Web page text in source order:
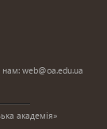
нам:web@oa.edu.ua
академія»